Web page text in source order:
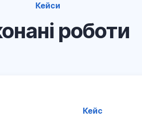
Кейси
роботи
Кейс